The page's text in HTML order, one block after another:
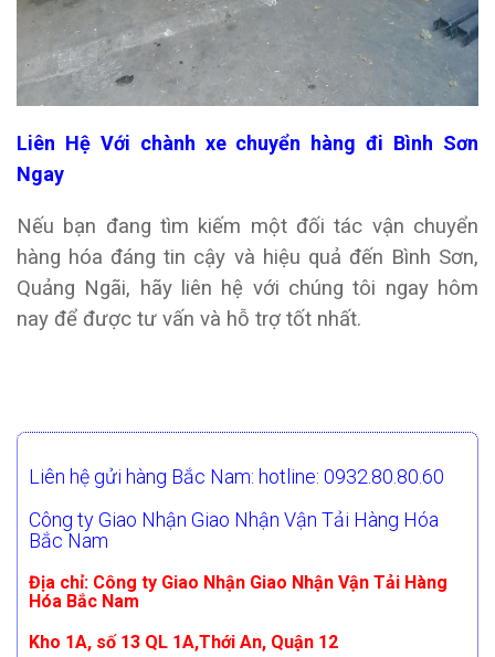
Liên Hệ Với chành xe chuyển hàng đi Bình Sơn
Ngay
Nếu bạn đang tìm kiếm một đối tác vận chuyển
hàng hóa đáng tin cậy và hiệu quả đến Bình Sơn,
Quảng Ngãi, hãy liên hệ với chúng tôi ngay hôm
nay để được tư vấn và hỗ trợ tốt nhất.
Liên hệ gửi hàng Bắc Nam: hotline: 0932.80.80.60
Công ty Giao Nhận Giao Nhận Vận Tải Hàng Hóa
Bắc Nam
Địa chỉ: Công ty Giao Nhận Giao Nhận Vận Tải Hàng
Hóa Bắc Nam
Kho 1A, số 13 QL 1A,Thới An, Quận 12